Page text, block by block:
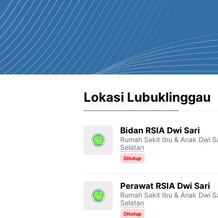
Lokasi Lubuklinggau
Bidan RSIA Dwi Sari
Rumah Sakit Ibu & Anak Dwi
Selatan
Ditutup
Perawat RSIA Dwi Sari
Rumah Sakit Ibu & Anak Dwi
Selatan
Ditutup